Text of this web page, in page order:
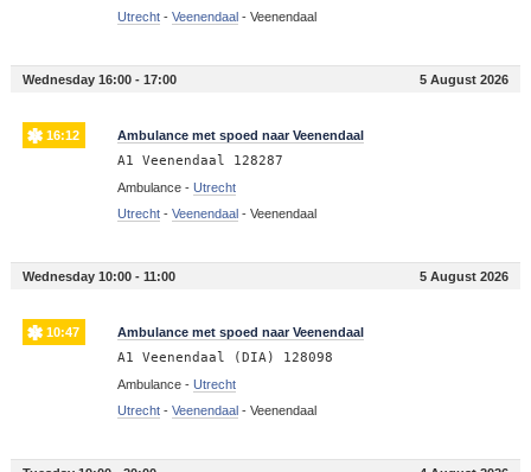
Utrecht- Veenendaal - Veenendaal
Wednesday 16:00 - 17:00 5 August 2026
16:12 Ambulance met spoed naar Veenendaal
A1 Veenendaal 128287
Ambulance - Utrecht
Utrecht- Veenendaal - Veenendaal
Wednesday 10:00 - 11:00 5 August 2026
10:47 Ambulance met spoed naar Veenendaal
A1 Veenendaal (DIA) 128098
Ambulance - Utrecht
Utrecht- Veenendaal - Veenendaal